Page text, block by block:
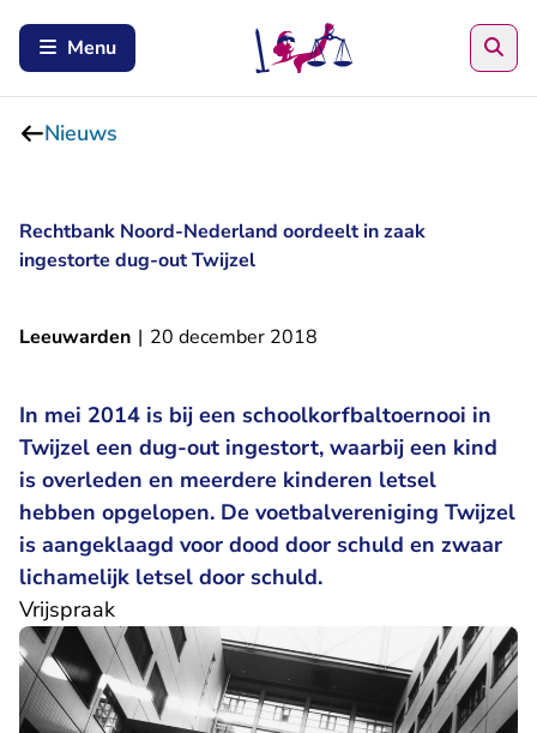
Menu
Nieuws
Rechtbank Noord-Nederland oordeelt in zaak
ingestorte dug-out Twijzel
Leeuwarden | 20 december 2018
In mei 2014 is bij een schoolkorfbaltoernooi in
Twijzel een dug-out ingestort, waarbij een kind
is overleden en meerdere kinderen letsel
hebben opgelopen. De voetbalvereniging Twijzel
is aangeklaagd voor dood door schuld en zwaar
lichamelijk letsel door schuld.
Vrijspraak